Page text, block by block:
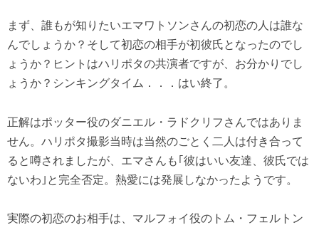
まず、誰もが知りたいエマワトソンさんの初恋の人は誰な
んでしょうか？そして初恋の相手が初彼氏となったのでし
ょうか？ヒントはハリポタの共演者ですが、お分かりでし
ょうか？シンキングタイム．．．はい終了。
正解はポッター役のダニエル・ラドクリフさんではありま
せん。ハリポタ撮影当時は当然のごとく二人は付き合って
ると噂されましたが、エマさんも｢彼はいい友達、彼氏では
ないわ｣と完全否定。熱愛には発展しなかったようです。
実際の初恋のお相手は、マルフォイ役のトム・フェルトン